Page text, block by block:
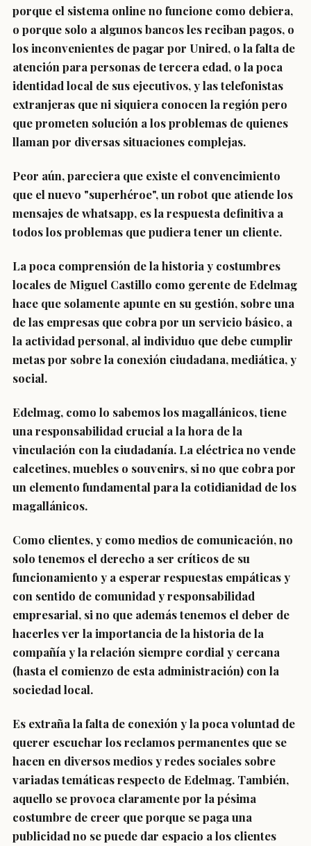
porque el sistema online no funcione como debiera,
o porque solo a algunos bancos les reciban pagos, o
los inconvenientes de pagar por Unired, o la falta de
atención para personas de tercera edad, o la poca
identidad local de sus ejecutivos, y las telefonistas
extranjeras que ni siquiera conocen la región pero
que prometen solución a los problemas de quienes
llaman por diversas situaciones complejas.
Peor aún, pareciera que existe el convencimiento
que el nuevo "superhéroe", un robot que atiende los
mensajes de whatsapp, es la respuesta definitiva a
todos los problemas que pudiera tener un cliente.
La poca comprensión de la historia y costumbres
locales de Miguel Castillo como gerente de Edelmag
hace que solamente apunte en su gestión, sobre una
de las empresas que cobra por un servicio básico, a
la actividad personal, al individuo que debe cumplir
metas por sobre la conexión ciudadana, mediática, y
social.
Edelmag, como lo sabemos los magallánicos, tiene
una responsabilidad crucial a la hora de la
vinculación con la ciudadanía. La eléctrica no vende
calcetines, muebles o souvenirs, si no que cobra por
un elemento fundamental para la cotidianidad de los
magallánicos.
Como clientes, y como medios de comunicación, no
solo tenemos el derecho a ser críticos de su
funcionamiento y a esperar respuestas empáticas y
con sentido de comunidad y responsabilidad
empresarial, si no que además tenemos el deber de
hacerles ver la importancia de la historia de la
compañía y la relación siempre cordial y cercana
(hasta el comienzo de esta administración) con la
sociedad local.
Es extraña la falta de conexión y la poca voluntad de
querer escuchar los reclamos permanentes que se
hacen en diversos medios y redes sociales sobre
variadas temáticas respecto de Edelmag. También,
aquello se provoca claramente por la pésima
costumbre de creer que porque se paga una
publicidad no se puede dar espacio a los clientes